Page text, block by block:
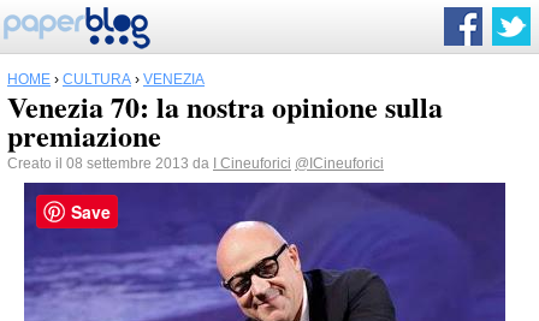
HOME › CULTURA › VENEZIA
Venezia 70: la nostra opinione sulla
premiazione
Creato il 08 settembre 2013 da I Cineuforici @ICineuforici
Save